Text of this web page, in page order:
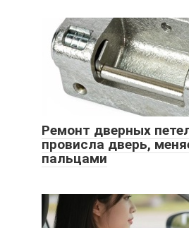
Ремонт дверных
провисла дверь,
пальцами